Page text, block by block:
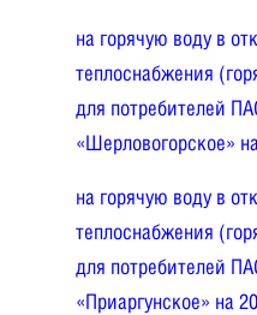
на горячую воду в
теплоснабжения
для потребителей
«Шерловогорское»
на горячую воду в
теплоснабжения
для потребителей
«Приаргунское» на